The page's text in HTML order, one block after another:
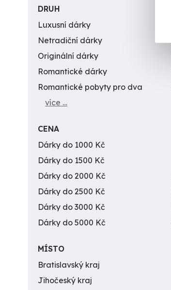
DRUH
Luxusní dárky
Netradiční dárky
Originální dárky
Romantické dárky
Romantické pobyty pro dva
více …
CENA
Dárky do 1000 Kč
Dárky do 1500 Kč
Dárky do 2000 Kč
Dárky do 2500 Kč
Dárky do 3000 Kč
Dárky do 5000 Kč
MÍSTO
Bratislavský kraj
Jihočeský kraj